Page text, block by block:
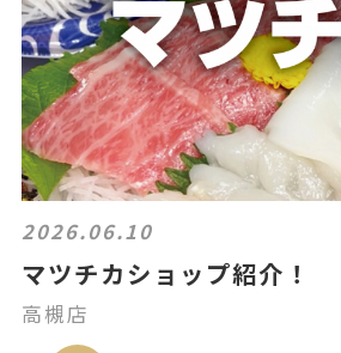
2026.06.10
マツチカショップ紹介！
高槻店